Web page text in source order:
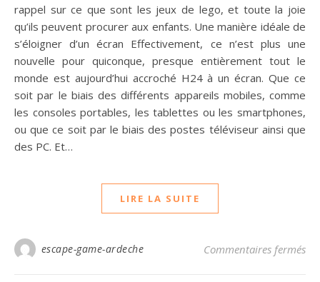
rappel sur ce que sont les jeux de lego, et toute la joie
qu’ils peuvent procurer aux enfants. Une manière idéale de
s’éloigner d’un écran Effectivement, ce n’est plus une
nouvelle pour quiconque, presque entièrement tout le
monde est aujourd’hui accroché H24 à un écran. Que ce
soit par le biais des différents appareils mobiles, comme
les consoles portables, les tablettes ou les smartphones,
ou que ce soit par le biais des postes téléviseur ainsi que
des PC. Et…
LIRE LA SUITE
escape-game-ardeche Commentaires fermés